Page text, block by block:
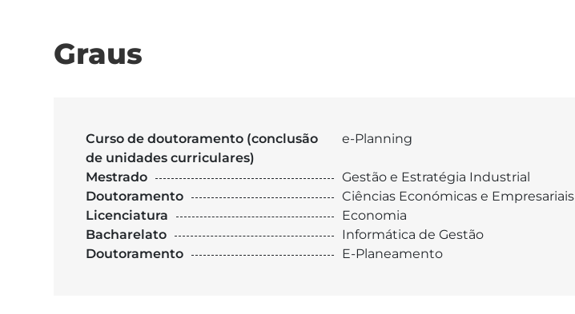
Graus
Curso de doutoramento (conclusão
de unidades curriculares)
e-Planning
Mestrado
Gestão e Estratégia Industrial
Doutoramento
Ciências Económicas e Empresariais
Licenciatura
Economia
Bacharelato
Informática de Gestão
Doutoramento
E-Planeamento